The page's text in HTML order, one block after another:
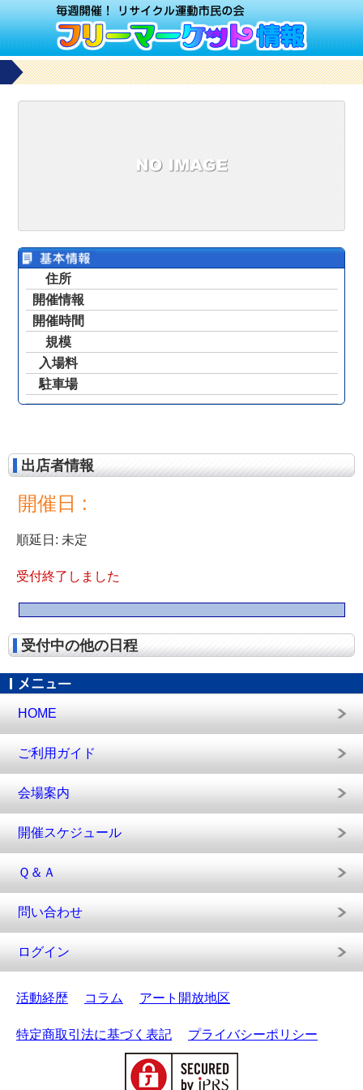
住所
開催情報
開催時間
規模
入場料
駐車場
出店者情報
開催日 :
順延日: 未定
受付終了しました
受付中の他の日程
HOME
ご利用ガイド
会場案内
開催スケジュール
Ｑ＆Ａ
問い合わせ
ログイン
活動経歴 コラム アート開放地区
特定商取引法に基づく表記 プライバシーポリシー